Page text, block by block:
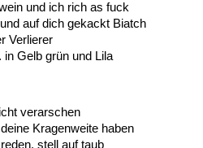
und ich rich as fuck
auf dich gekackt Biatch
Verlierer
Gelb grün und Lila
verarschen
Kragenweite haben
stell auf taub